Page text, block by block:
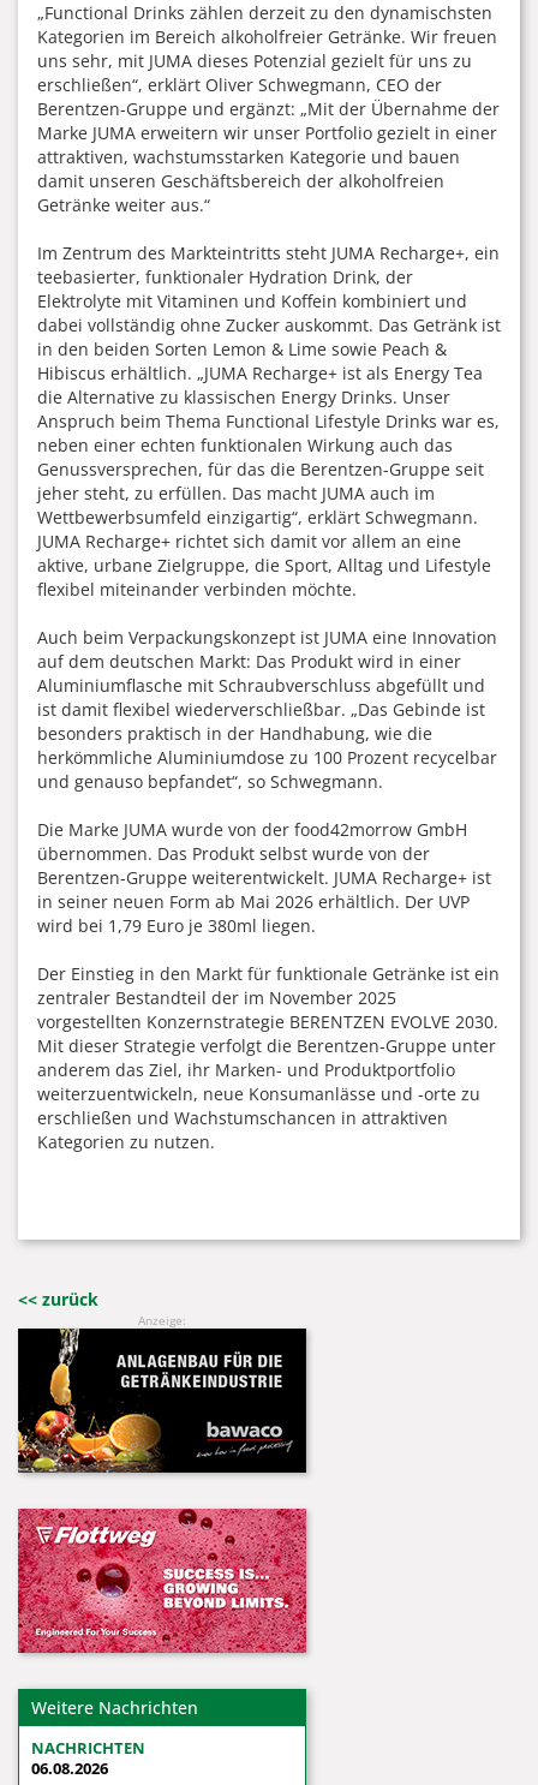
„Functional Drinks zählen derzeit zu den dynamischsten
Kategorien im Bereich alkoholfreier Getränke. Wir freuen
uns sehr, mit JUMA dieses Potenzial gezielt für uns zu
erschließen“, erklärt Oliver Schwegmann, CEO der
Berentzen-Gruppe und ergänzt: „Mit der Übernahme der
Marke JUMA erweitern wir unser Portfolio gezielt in einer
attraktiven, wachstumsstarken Kategorie und bauen
damit unseren Geschäftsbereich der alkoholfreien
Getränke weiter aus.“
Im Zentrum des Markteintritts steht JUMA Recharge+, ein
teebasierter, funktionaler Hydration Drink, der
Elektrolyte mit Vitaminen und Koffein kombiniert und
dabei vollständig ohne Zucker auskommt. Das Getränk ist
in den beiden Sorten Lemon & Lime sowie Peach &
Hibiscus erhältlich. „JUMA Recharge+ ist als Energy Tea
die Alternative zu klassischen Energy Drinks. Unser
Anspruch beim Thema Functional Lifestyle Drinks war es,
neben einer echten funktionalen Wirkung auch das
Genussversprechen, für das die Berentzen-Gruppe seit
jeher steht, zu erfüllen. Das macht JUMA auch im
Wettbewerbsumfeld einzigartig“, erklärt Schwegmann.
JUMA Recharge+ richtet sich damit vor allem an eine
aktive, urbane Zielgruppe, die Sport, Alltag und Lifestyle
flexibel miteinander verbinden möchte.
Auch beim Verpackungskonzept ist JUMA eine Innovation
auf dem deutschen Markt: Das Produkt wird in einer
Aluminiumflasche mit Schraubverschluss abgefüllt und
ist damit flexibel wiederverschließbar. „Das Gebinde ist
besonders praktisch in der Handhabung, wie die
herkömmliche Aluminiumdose zu 100 Prozent recycelbar
und genauso bepfandet“, so Schwegmann.
Die Marke JUMA wurde von der food42morrow GmbH
übernommen. Das Produkt selbst wurde von der
Berentzen-Gruppe weiterentwickelt. JUMA Recharge+ ist
in seiner neuen Form ab Mai 2026 erhältlich. Der UVP
wird bei 1,79 Euro je 380ml liegen.
Der Einstieg in den Markt für funktionale Getränke ist ein
zentraler Bestandteil der im November 2025
vorgestellten Konzernstrategie BERENTZEN EVOLVE 2030.
Mit dieser Strategie verfolgt die Berentzen-Gruppe unter
anderem das Ziel, ihr Marken- und Produktportfolio
weiterzuentwickeln, neue Konsumanlässe und -orte zu
erschließen und Wachstumschancen in attraktiven
Kategorien zu nutzen.
<< zurück
Anzeige:
Weitere Nachrichten
NACHRICHTEN
06.08.2026